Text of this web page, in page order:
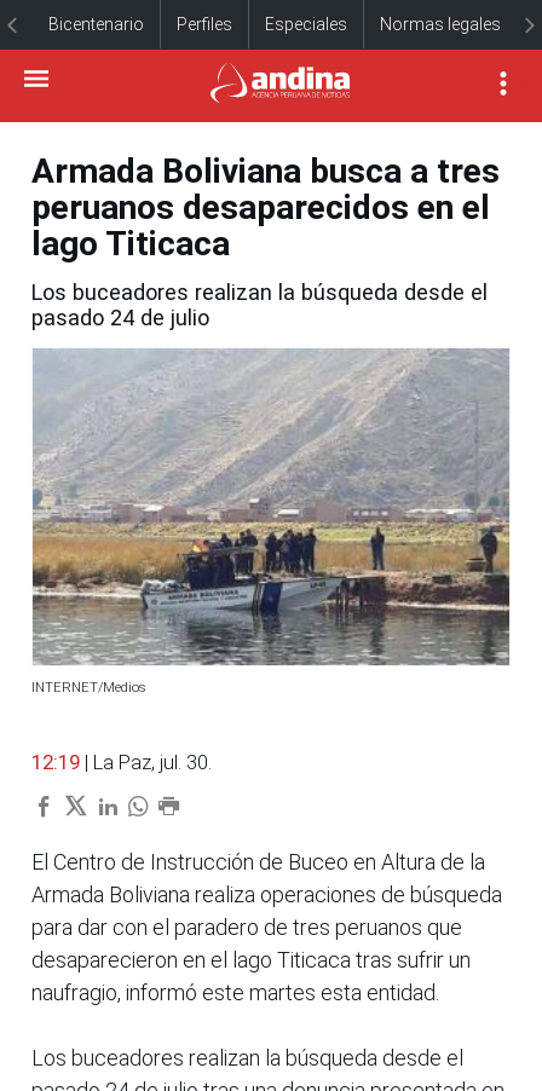
Bicentenario Perfiles Especiales Normas legales
Armada Boliviana busca a tres
peruanos desaparecidos en el
lago Titicaca
Los buceadores realizan la búsqueda desde el
pasado 24 de julio
INTERNET/Medios
12:19 | La Paz, jul. 30.
El Centro de Instrucción de Buceo en Altura de la
Armada Boliviana realiza operaciones de búsqueda
para dar con el paradero de tres peruanos que
desaparecieron en el lago Titicaca tras sufrir un
naufragio, informó este martes esta entidad.
Los buceadores realizan la búsqueda desde el